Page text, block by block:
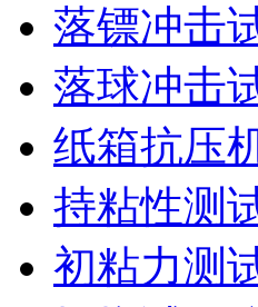
落镖冲击
落球冲击
纸箱抗压
持粘性测
初粘力测